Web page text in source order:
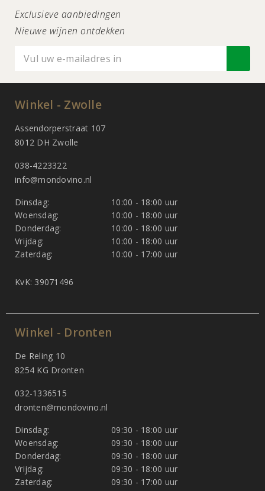
Exclusieve aanbiedingen
Nieuwe wijnen ontdekken
Winkel - Zwolle
Assendorperstraat 107
8012 DH Zwolle
038-4223322
info@mondovino.nl
Dinsdag:
10:00 - 18:00 uur
Woensdag:
10:00 - 18:00 uur
Donderdag:
10:00 - 18:00 uur
Vrijdag:
10:00 - 18:00 uur
Zaterdag:
10:00 - 17:00 uur
KvK: 39071496
Winkel - Dronten
De Reling 10
8254 KG Dronten
032-1336515
dronten@mondovino.nl
Dinsdag:
09:30 - 18:00 uur
Woensdag:
09:30 - 18:00 uur
Donderdag:
09:30 - 18:00 uur
Vrijdag:
09:30 - 18:00 uur
Zaterdag:
09:30 - 17:00 uur